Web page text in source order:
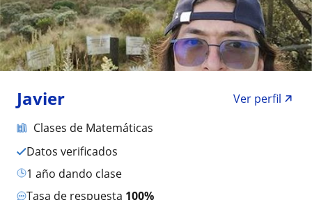
Javier
Ver perfil
Clases de Matemáticas
Datos verificados
1 año dando clase
Tasa de respuesta 100%